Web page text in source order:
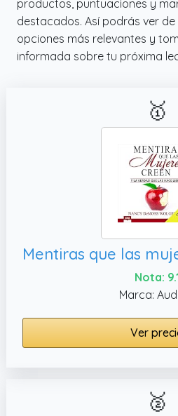
productos, puntuaciones y
destacados. Así podrás ver de
opciones más relevantes y
informada sobre tu próxima
🥇
Nota:
Marca:
Ver
🥈